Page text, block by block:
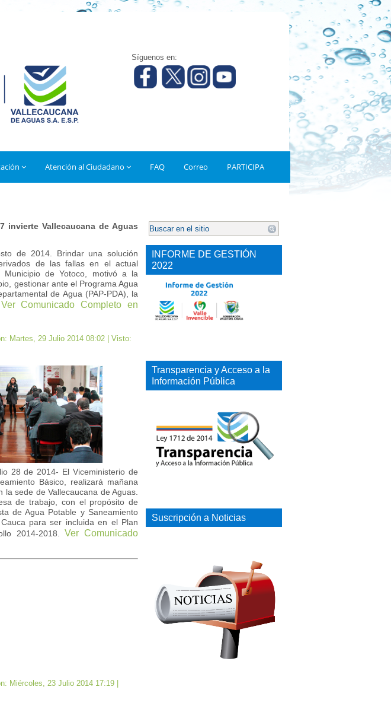
Síguenos en:
Atención al Ciudadano FAQ Correo PARTICIPA
invierte Vallecaucana de Aguas
de 2014. Brindar una solución
de las fallas en el actual
Municipio de Yotoco, motivó a la
gestionar ante el Programa Agua
de Agua (PAP-PDA), la
Ver Comunicado Completo en
Martes, 29 Julio 2014 08:02 | Visto:
28 de 2014- El Viceministerio de
Básico, realizará mañana
la sede de Vallecaucana de Aguas.
de trabajo, con el propósito de
de Agua Potable y Saneamiento
para ser incluida en el Plan
2014-2018.Ver Comunicado
Miércoles, 23 Julio 2014 17:19
.
INFORME DE GESTIÓN
2022
Transparencia y Acceso a la
Información Pública
Suscripción a Noticias